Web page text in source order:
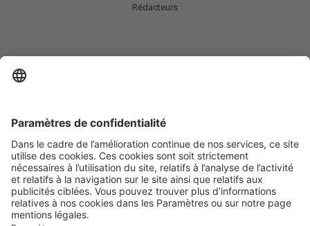
Rédacteurs
Contactez-nous
Abonnez-vous à notre newsletter
Informez-moi